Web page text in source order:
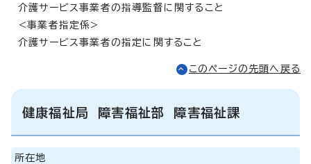
介護サービス事業者の指導監督に関すること
<事業者指定係>
介護サービス事業者の指定に関すること
このページの先頭へ戻る
健康福祉局 障害福祉部 障害福祉課
所在地